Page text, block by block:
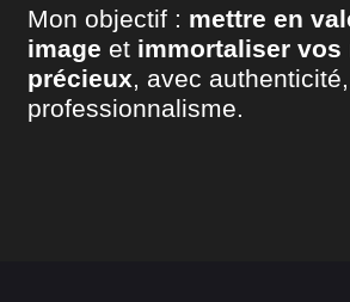
Mon objectif : mettre en
image et immortaliser vos
précieux, avec
professionnalisme.